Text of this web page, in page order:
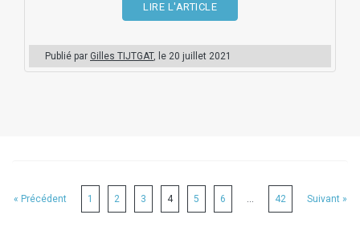
LIRE L'ARTICLE
Publié par Gilles TIJTGAT, le 20 juillet 2021
« Précédent 1 2 3 4 5 6 … 42 Suivant »